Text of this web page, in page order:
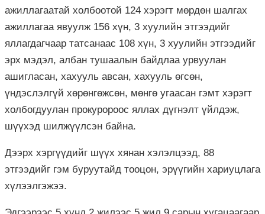
ажиллагаатай холбоотой 124 хэрэгт мөрдөн шалгах
ажиллагаа явуулж 156 хүн, 3 хуулийн этгээдийг
яллагдагчаар татсанаас 108 хүн, 3 хуулийн этгээдийг
эрх мэдэл, албан тушаалын байдлаа урвуулан
ашигласан, хахууль авсан, хахууль өгсөн,
үндэслэлгүй хөрөнгөжсөн, мөнгө угаасан гэмт хэрэгт
холбогдуулан прокуророос яллах дүгнэлт үйлдэж,
шүүхэд шилжүүлсэн байна.
Дээрх хэргүүдийг шүүх хянан хэлэлцээд, 88
этгээдийг гэм буруутайд тооцон, эрүүгийн хариуцлага
хүлээлгэжээ.